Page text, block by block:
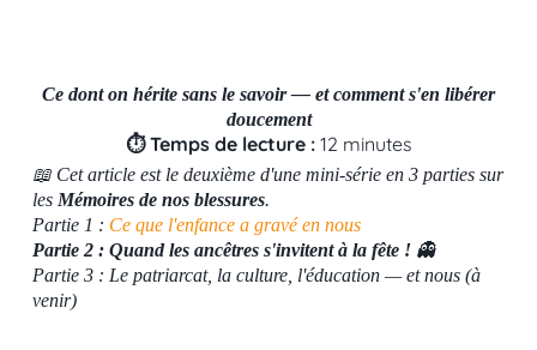
Ce dont on hérite sans le savoir — et comment s'en libérer
doucement
⏱ Temps de lecture :12 minutes
📖 Cet article est le deuxième d'une mini-série en 3 parties sur
les Mémoires de nos blessures.
Partie 1 : Ce que l'enfance a gravé en nous
Partie 2 : Quand les ancêtres s'invitent à la fête ! 👻
Partie 3 : Le patriarcat, la culture, l'éducation — et nous (à
venir)